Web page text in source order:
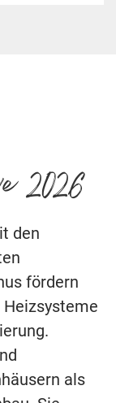
2026
den
fördern
als